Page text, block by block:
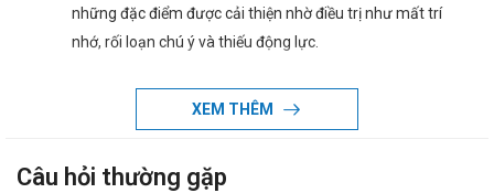
những đặc điểm được cải thiện nhờ điều trị như mất trí
nhớ, rối loạn chú ý và thiếu động lực.
nguyên nhân vỏ não.
ngoại trừ choáng váng có nguồn gốc do vận mạch hoặc
XEM THÊM
Câu hỏi thường gặp